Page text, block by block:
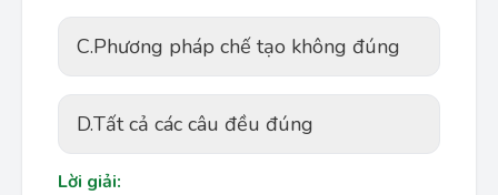
C.Phương pháp chế tạo không đúng
D.Tất cả các câu đều đúng
Lời giải: